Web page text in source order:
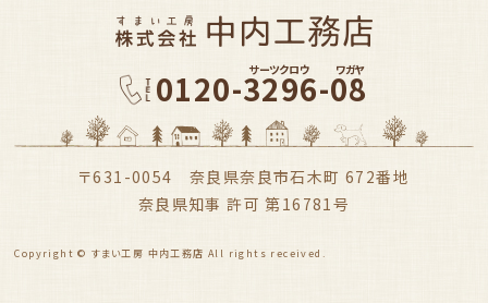
0120-3296-08
サーツクロウ ワガヤ
〒631-0054 奈良県奈良市石木町 672番地
奈良県知事 許可 第16781号
Copyright © すまい工房 中内工務店 All rights received.